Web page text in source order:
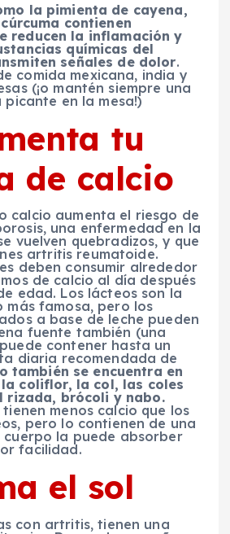
la pimienta de cayena,
contienen
reducen la inflamación y
químicas del
señales de dolor.
comida mexicana, india y
(¡o mantén siempre una
en la mesa!)
tu
de calcio
calcio aumenta el riesgo de
una enfermedad en la
vuelven quebradizos, y que
artritis reumatoide.
deben consumir alrededor
de calcio al día después
edad. Los lácteos son la
más famosa, pero los
a base de leche pueden
fuente también (una
contener hasta un
diaria recomendada de
también se encuentra en
coliflor, la col, las coles
rizada, brócoli y nabo.
menos calcio que los
pero lo contienen de una
cuerpo la puede absorber
facilidad.
el sol
con artritis, tienen una